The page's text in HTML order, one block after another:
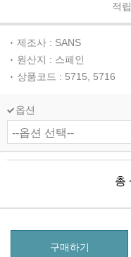
적
제조사 : SANS
원산지 : 스페인
상품코드 : 5715, 5716
옵션
총
구매하기